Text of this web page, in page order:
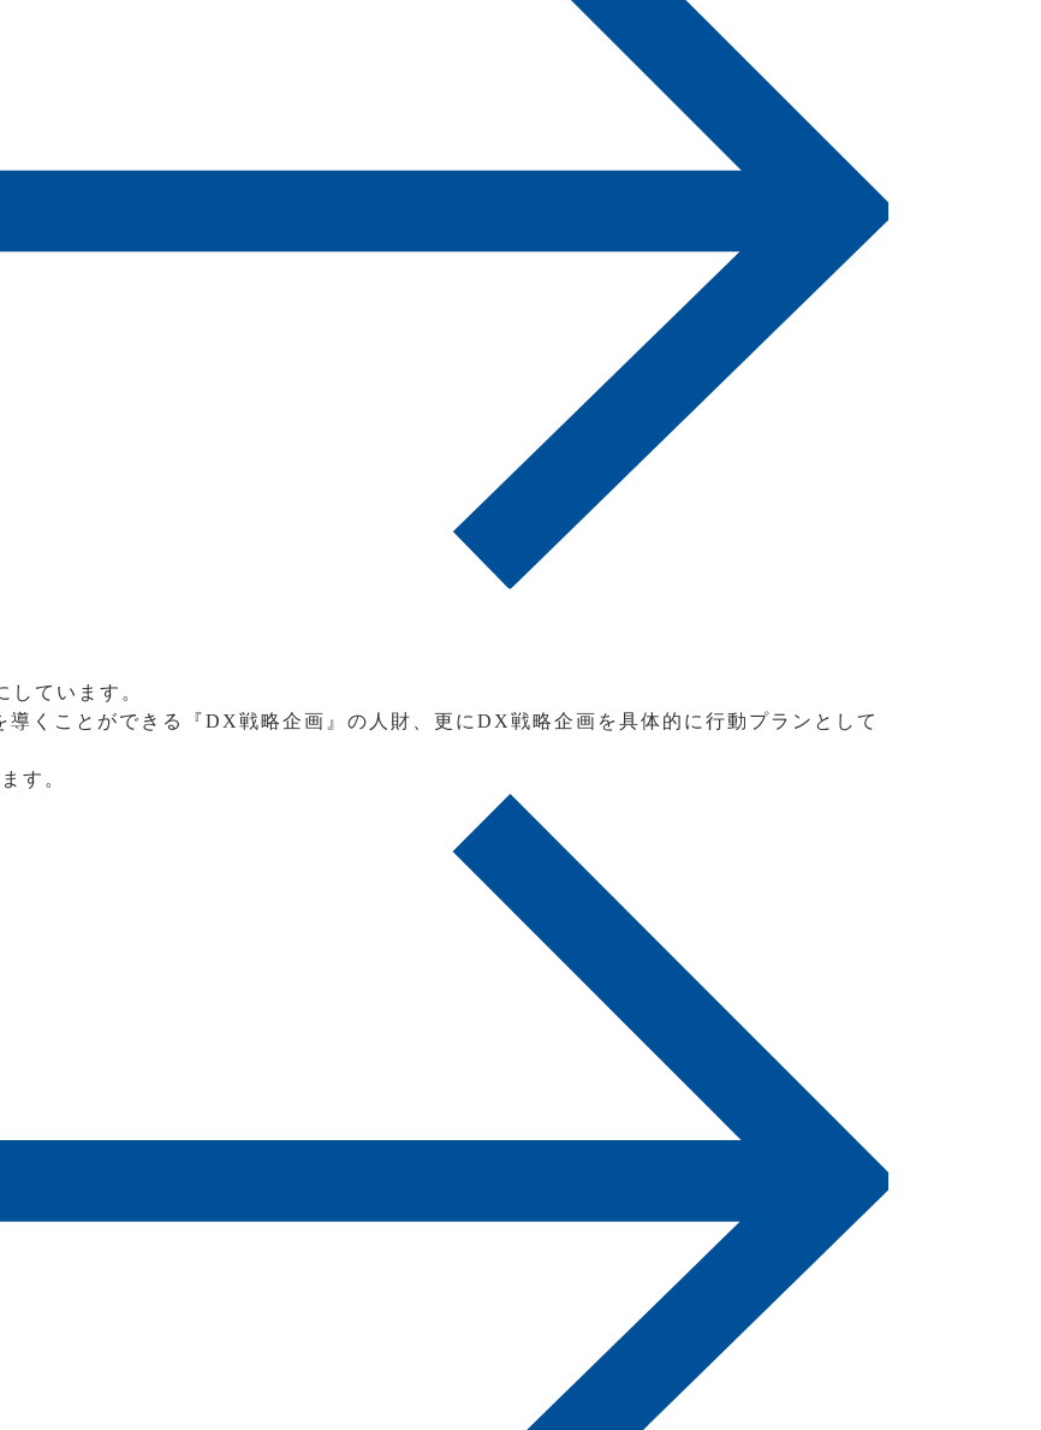
ています。
くことができる『DX戦略企画』の人財、更にDX戦略企画を具体的に行動プランとして
す。